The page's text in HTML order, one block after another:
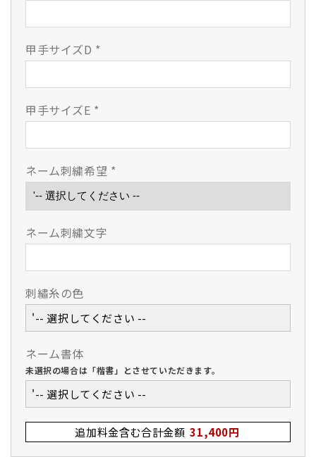
甲手サイズD *
甲手サイズE *
ネーム刺繍希望 *
ネーム刺繍文字
刺繡糸の色
'-- 選択してください --
ネーム書体
未選択の場合は「楷書」とさせていただきます。
'-- 選択してください --
追加料金含む合計金額 31,400円